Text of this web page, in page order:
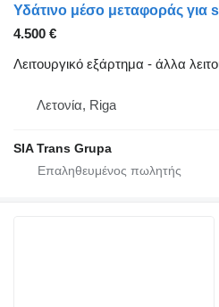
Υδάτινο μέσο μεταφοράς για
4.500 €
Λειτουργικό εξάρτημα - άλλα
Λετονία, Riga
SIA Trans Grupa